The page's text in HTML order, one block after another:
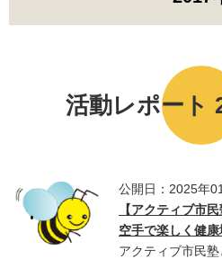
活動レポート
公開日：2025年
【アクティブ市
空手で楽しく健康
アクティブ市民